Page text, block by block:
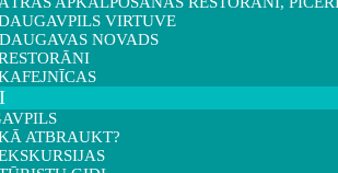
VIRTUVE
NOVADS
ATBRAUKT?